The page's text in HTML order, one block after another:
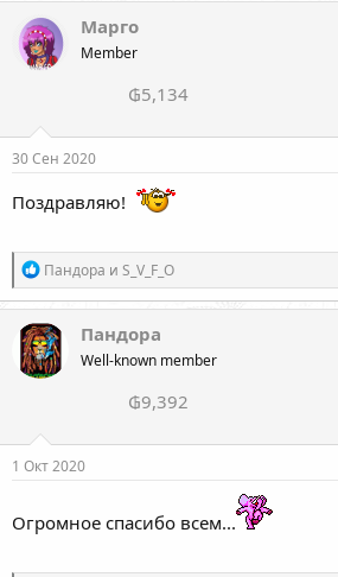
к
ц
и
и
Марго
Member
₲5,134
30 Сен 2020
Поздравляю!
Р
е
а
к
ц
и
и
Пандора и S_V_F_O
Пандора
Well-known member
₲9,392
1 Окт 2020
Огромное спасибо всем...